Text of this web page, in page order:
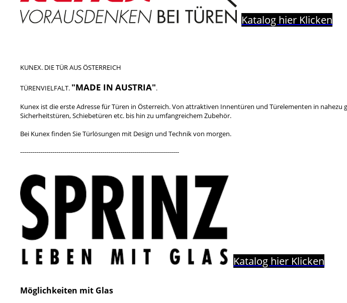
Katalog hier Klicken
KUNEX. DIE TÜR AUS ÖSTERREICH
TÜRENVIELFALT. "MADE IN AUSTRIA".
Kunex ist die erste Adresse für Türen in Österreich. Von attraktiven Innentüren und Türelementen in
Sicherheitstüren, Schiebetüren etc. bis hin zu umfangreichem Zubehör.
Bei Kunex finden Sie Türlösungen mit Design und Technik von morgen.
-------------------------------------------------------------------------------
Katalog hier Klicken
Möglichkeiten mit Glas